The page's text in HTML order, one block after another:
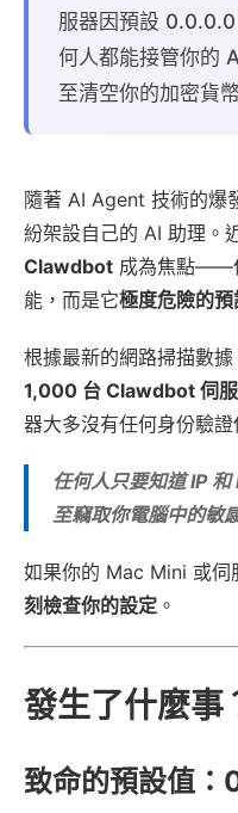
服器因預設
何人都能接管你的
至清空你的加密貨
隨著 AI Agent 技術的爆
紛架設自己的 AI 助理。
Clawdbot 成為焦點——
能，而是它極度危險的
根據最新的網路掃描數
1,000 台 Clawdbot 伺
器大多沒有任何身份驗證
任何人只要知道 IP
至竊取你電腦中的敏
如果你的 Mac Mini 或伺
刻檢查你的設定 。
發生了什麼事
致命的預設值